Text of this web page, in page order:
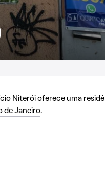
Niterói oferece uma
de Janeiro.